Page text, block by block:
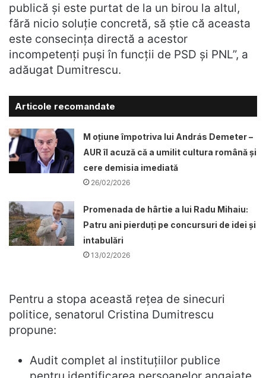
publică și este purtat de la un birou la altul,
fără nicio soluție concretă, să știe că aceasta
este consecința directă a acestor
incompetenți puși în funcții de PSD și PNL”, a
adăugat Dumitrescu.
Articole recomandate
M oțiune împotriva lui András Demeter –
AUR îl acuză că a umilit cultura română și
cere demisia imediată
26/02/2026
Promenada de hârtie a lui Radu Mihaiu:
Patru ani pierduți pe concursuri de idei și
intabulări
13/02/2026
Pentru a stopa această rețea de sinecuri
politice, senatorul Cristina Dumitrescu
propune:
Audit complet al instituțiilor publice